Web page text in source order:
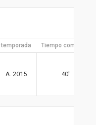
temporada Tiempo completo
A. 2015 40′